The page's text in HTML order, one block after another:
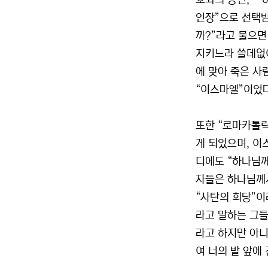
인장”으로 선택
까?”라고 물으
지키느라 쓸데
에 맞아 죽은 사
“이스마엘”이
또한 “로마카톨
게 되었으며, 이
디에도 “하나님
자들은 하나님
“사탄의 회당”
라고 말하는 그
라고 하지만 아
여 너의 발 앞에